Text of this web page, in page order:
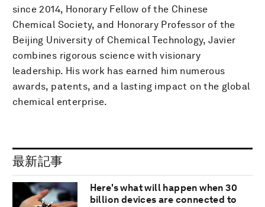
since 2014, Honorary Fellow of the Chinese
Chemical Society, and Honorary Professor of the
Beijing University of Chemical Technology, Javier
combines rigorous science with visionary
leadership. His work has earned him numerous
awards, patents, and a lasting impact on the global
chemical enterprise.
最新記事
Here's what will happen when 30
billion devices are connected to